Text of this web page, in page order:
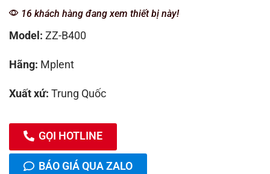
16 khách hàng đang xem thiết bị này!
Model: ZZ-B400
Hãng: Mplent
Xuất xứ: Trung Quốc
GỌI HOTLINE
BÁO GIÁ QUA ZALO